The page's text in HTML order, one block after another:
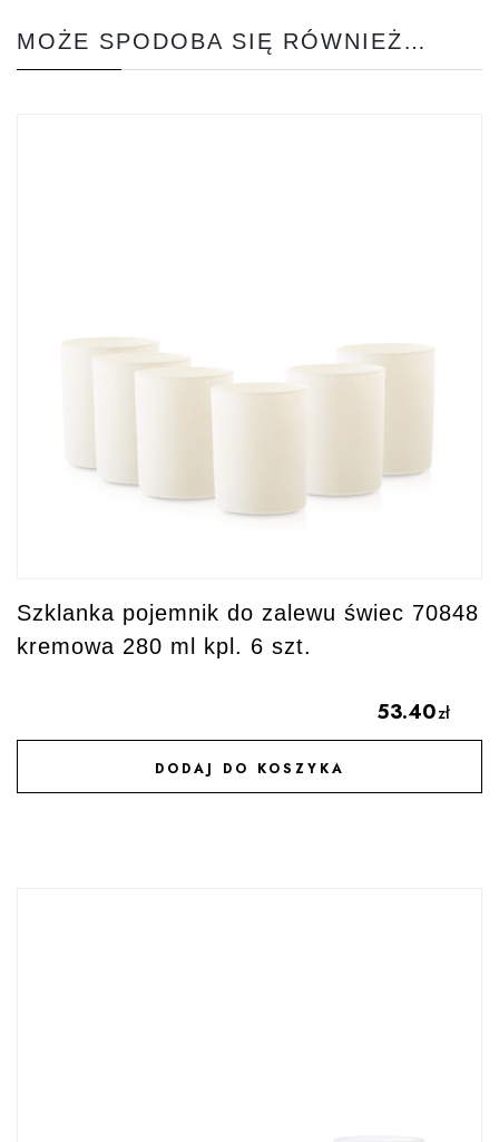
MOŻE SPODOBA SIĘ RÓWNIEŻ…
Szklanka pojemnik do zalewu świec 70848
kremowa 280 ml kpl. 6 szt.
53.40zł
DODAJ DO KOSZYKA
DODAJ DO ULUBIONYCH